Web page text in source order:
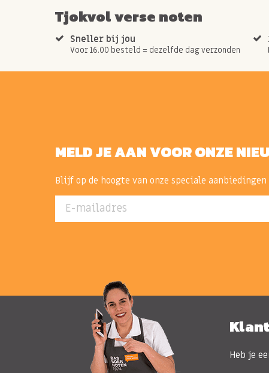
Tjokvol verse noten
Sneller bij jou
Voor 16.00 besteld = dezelfde dag verzonden
MELD JE AAN VOOR ONZE
Blijf op de hoogte van onze speciale
E-mailadres
Heb je